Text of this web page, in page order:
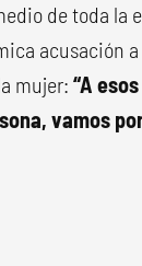
de toda la
acusación
mujer: “A
vamos